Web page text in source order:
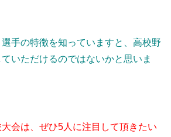
手の特徴を知っていますと、高校野
いただけるのではないかと思いま
会は、ぜひ5人に注目して頂きたい